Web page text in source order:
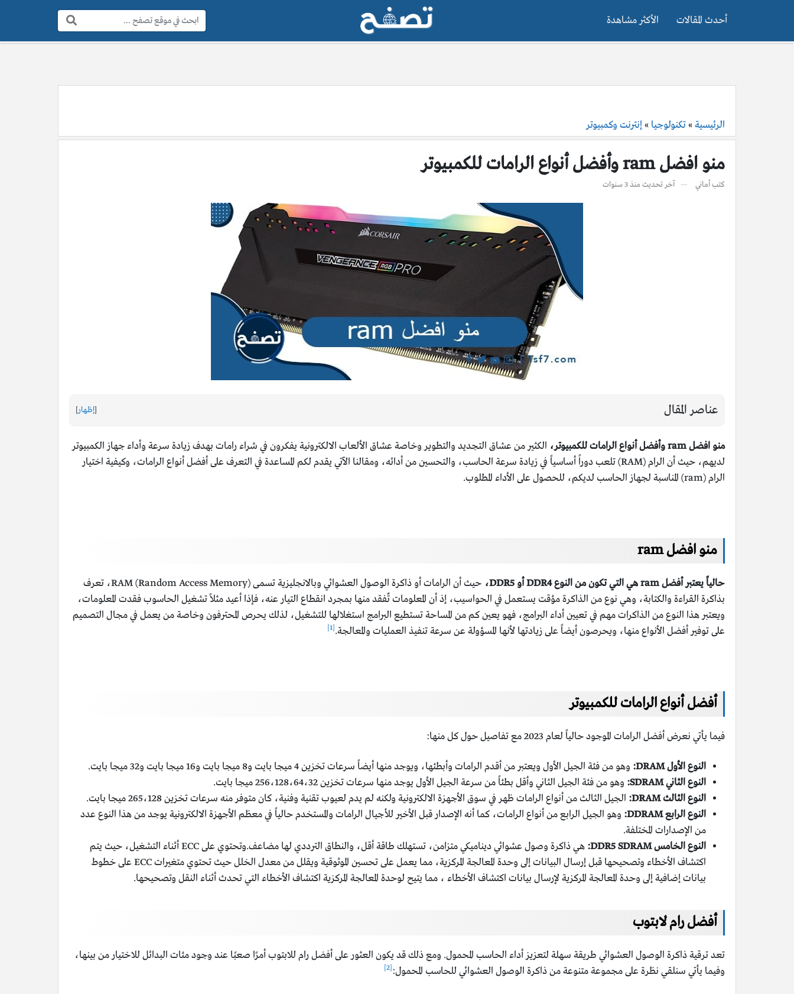
أحدث المقالات الأكثر مشاهدة
البحث:
الرئيسية »تكنولوجيا »إنترنت وكمبيوتر
منو افضل ram وأفضل أنواع الرامات للكمبيوتر
كتبأماني آخر تحديث منذ 3 سنوات
عناصر المقال [إظهار]
منو افضل ram وأفضل أنواع الرامات للكمبيوتر،
الكثير من عشاق التجديد والتطوير وخاصة عشاق الألعاب الالكترونية يفكرون في شراء رامات بهدف زيادة سرعة وأداء جهاز الكمبيوتر
لديهم، حيث أن الرام (RAM) تلعب دوراً أساسياً في زيادة سرعة الحاسب، والتحسين من أدائه، ومقالنا الآتي يقدم لكم المساعدة في التعرف على أفضل أنواع الرامات، وكيفية اختيار
الرام (ram) المناسبة لجهاز الحاسب لديكم، للحصول على الأداء المطلوب.
منو افضل ram
حالياً يعتبر أفضل ram هي التي تكون من النوع DDR4 أو DDR5،
حيث أن الرامات أو ذاكرة الوصول العشوائي وبالانجليزية تسمى RAM (Random Access Memory)، تعرف
بذاكرة القراءة والكتابة، وهي نوع من الذاكرة مؤقت يستعمل في الحواسيب، إذ أن المعلومات تٌفقد منها بمجرد انقطاع التيار عنه، فإذا أعيد مثلاً تشغيل الحاسوب فقدت المعلومات،
ويعتبر هذا النوع من الذاكرات مهم في تعيين أداء البرامج، فهو يعين كم من المساحة تستطيع البرامج استغلالها للتشغيل، لذلك يحرص المحترفون وخاصة من يعمل في مجال التصميم
على توفير أفضل الأنواع منها، ويحرصون أيضاً على زيادتها لأنها المسؤولة عن سرعة تنفيذ العمليات والمعالجة.[1]
أفضل أنواع الرامات للكمبيوتر
فيما يأتي نعرض أفضل الرامات الموجود حالياً لعام 2023 مع تفاصيل حول كل منها:
النوع الأول DRAM:
وهو من فئة الجيل الأول ويعتبر من أقدم الرامات وأبطئها، ويوجد منها أيضاً سرعات تخزين 4 ميجا بايت و8 ميجا بايت و16 ميجا بايت و32 ميجا بايت.
النوع الثاني SDRAM:
وهو من فئة الجيل الثاني وأقل بطئاً من سرعة الجيل الأول يوجد منها سرعات تخزين 256،128،64،32 ميجا بايت.
النوع الثالث DRAM:
الجيل الثالث من أنواع الرامات ظهر في سوق الأجهزة الالكترونية ولكنه لم يدم لعيوب تقنية وفنية، كان متوفر منه سرعات تخزين 265،128 ميجا بايت.
النوع الرابع DDRAM:
وهو الجيل الرابع من أنواع الرامات، كما أنه الإصدار قبل الأخير للأجيال الرامات والمستخدم حالياً في معظم الأجهزة الالكترونية يوجد من هذا النوع عدد
من الإصدارات المختلفة.
النوع الخامس DDR5 SDRAM:
هي ذاكرة وصول عشوائي ديناميكي متزامن، تستهلك طاقة أقل، والنطاق الترددي لها مضاعف.وتحتوي على ECC أثناء التشغيل، حيث يتم
اكتشاف الأخطاء وتصحيحها قبل إرسال البيانات إلى وحدة المعالجة المركزية، مما يعمل على تحسين الموثوقية ويقلل من معدل الخلل حيث تحتوي متغيرات ECC على خطوط
بيانات إضافية إلى وحدة المعالجة المركزية لإرسال بيانات اكتشاف الأخطاء ، مما يتيح لوحدة المعالجة المركزية اكتشاف الأخطاء التي تحدث أثناء النقل وتصحيحها.
أفضل رام لابتوب
تعد ترقية ذاكرة الوصول العشوائي طريقة سهلة لتعزيز أداء الحاسب المحمول. ومع ذلك قد يكون العثور على أفضل رام للابتوب أمرًا صعبًا عند وجود مئات البدائل للاختيار من بينها،
وفيما يأتي سنلقي نظرة على مجموعة متنوعة من ذاكرة الوصول العشوائي للحاسب المحمول:[2]